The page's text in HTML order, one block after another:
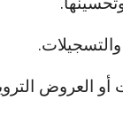
أو العروض